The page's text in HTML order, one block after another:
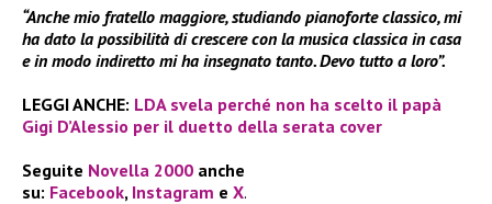
“Anche mio fratello maggiore, studiando pianoforte classico, mi
ha dato la possibilità di crescere con la musica classica in casa
e in modo indiretto mi ha insegnato tanto. Devo tutto a loro”.
LEGGI ANCHE: LDA svela perché non ha scelto il papà
Gigi D’Alessio per il duetto della serata cover
Seguite Novella 2000 anche
su: Facebook, Instagram e X.